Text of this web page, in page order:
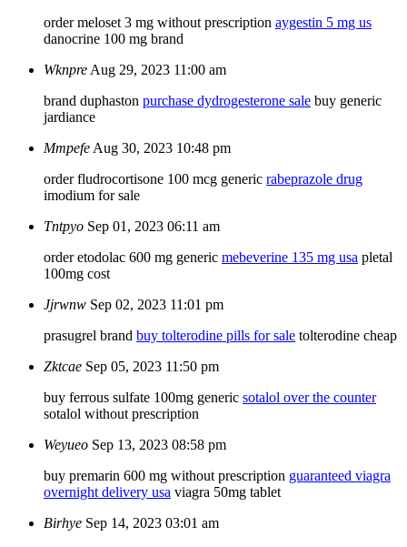
order meloset 3 mg without prescription aygestin 5 mg us
danocrine 100 mg brand
Wknpre Aug 29, 2023 11:00 am
brand duphaston purchase dydrogesterone sale buy generic
jardiance
Mmpefe Aug 30, 2023 10:48 pm
order fludrocortisone 100 mcg generic rabeprazole drug
imodium for sale
Tntpyo Sep 01, 2023 06:11 am
order etodolac 600 mg generic mebeverine 135 mg usa pletal
100mg cost
Jjrwnw Sep 02, 2023 11:01 pm
prasugrel brand buy tolterodine pills for sale tolterodine cheap
Zktcae Sep 05, 2023 11:50 pm
buy ferrous sulfate 100mg generic sotalol over the counter
sotalol without prescription
Weyueo Sep 13, 2023 08:58 pm
buy premarin 600 mg without prescription guaranteed viagra
overnight delivery usa viagra 50mg tablet
Birhye Sep 14, 2023 03:01 am